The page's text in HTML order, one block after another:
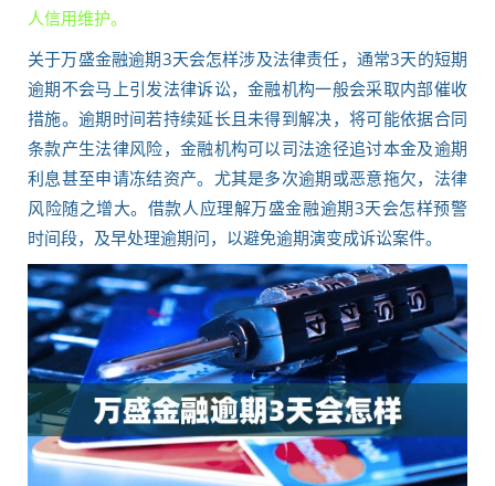
人信用维护。
关于万盛金融逾期3天会怎样涉及法律责任，通常3天的短期
逾期不会马上引发法律诉讼，金融机构一般会采取内部催收
措施。逾期时间若持续延长且未得到解决，将可能依据合同
条款产生法律风险，金融机构可以司法途径追讨本金及逾期
利息甚至申请冻结资产。尤其是多次逾期或恶意拖欠，法律
风险随之增大。借款人应理解万盛金融逾期3天会怎样预警
时间段，及早处理逾期问，以避免逾期演变成诉讼案件。